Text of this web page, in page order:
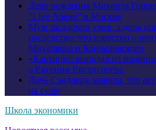
День рождения Михаила
“Live Арене” в Москве
Муж загадочно умер, а дочь
наследство: что известно о
Михалкова и Кончаловского
«Картинно выпадал из
о Евгении Евстигнееве
Дочь Сэндлера заявила, что
на суше
Школа экономики